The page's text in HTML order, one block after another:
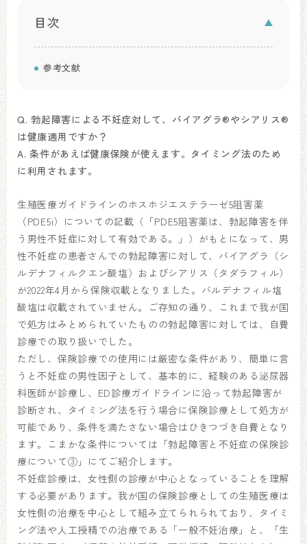
目次
参考文献
Q. 勃起障害による不妊症対して、バイアグラ®️やシアリス®️
は健康適用ですか？
A. 条件があえば健康保険が使えます。タイミング法のため
に利用されます。
生殖医療ガイドラインのホスホジエステラーゼ5阻害薬
（PDE5i）についての記載（「PDE5阻害薬は、勃起障害を伴
う男性不妊症に対して有効である。」）がもとになって、男
性不妊症の患者さんでの勃起障害に対して、バイアグラ（シ
ルデナフィルクエン酸塩）およびシアリス（タダラフィル）
が2022年4月から保険収載となりました。バルデナフィル塩
酸塩は収載されていません。ご存知の通り、これまで我が国
で処方はみとめられていたものの勃起障害に対しては、自費
診療での取り扱いでした。
ただし、保険診療での使用には厳密な条件があり、簡単に言
うと不妊症の男性因子として、基本的に、経験のある泌尿器
科医師が診療し、ED診療ガイドラインに沿って勃起障害が
診断され、タイミング法を行う場合に保険診療として処方が
可能であり、条件を満たさない場合はひきつづき自費となり
ます。こまかな条件については「勃起障害と不妊症の保険診
療について③」にてご紹介します。
不妊症診療は、女性側の診療が中心となっていることを理解
する必要があります。我が国の保険診療としての生殖医療は
女性側の治療を中心として組み立てられられており、タイミ
ング法や人工授精での治療である「一般不妊治療」と、「生